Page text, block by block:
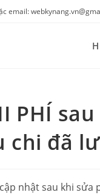
email:
PHÍ
chi đã
nhật sau khi